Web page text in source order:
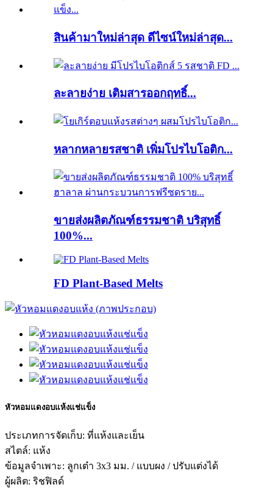
สินค้ามาใหม่ล่าสุด ดีไซน์ใหม่ล่าสุด...
ละลายง่าย เติมสารออกฤทธิ์...
หลากหลายรสชาติ เพิ่มโปรไบโอติก...
ขายส่งผลิตภัณฑ์ธรรมชาติ บริสุทธิ์
100%...
FD Plant-Based Melts
หัวหอมแดงอบแห้งแช่แข็ง
ประเภทการจัดเก็บ: ที่แห้งและเย็น
สไตล์: แห้ง
ข้อมูลจำเพาะ: ลูกเต๋า 3x3 มม. / แบบผง / ปรับแต่งได้
ผู้ผลิต: ริชฟิลด์